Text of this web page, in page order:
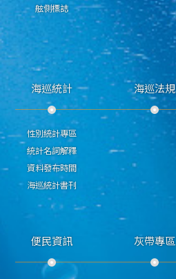
舷側標誌
海巡統計
性別統計專區
統計名詞解釋
資料發布時間
海巡統計書刊
海巡法規
便民資訊 灰帶專區